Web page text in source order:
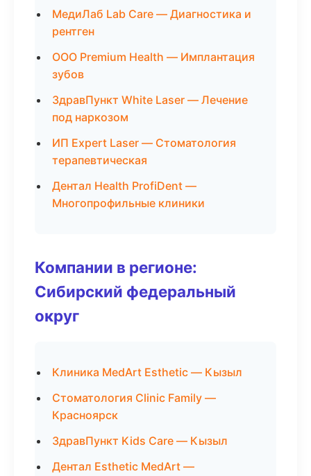
МедиЛаб Lab Care — Диагностика и
рентген
ООО Premium Health — Имплантация
зубов
ЗдравПункт White Laser — Лечение
под наркозом
ИП Expert Laser — Стоматология
терапевтическая
Дентал Health ProfiDent —
Многопрофильные клиники
Компании в регионе:
Сибирский федеральный
округ
Клиника MedArt Esthetic — Кызыл
Стоматология Clinic Family —
Красноярск
ЗдравПункт Kids Care — Кызыл
Дентал Esthetic MedArt —